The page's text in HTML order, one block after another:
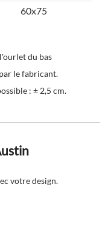
60x75
du bas
le fabricant.
: ± 2,5 cm.
votre design.